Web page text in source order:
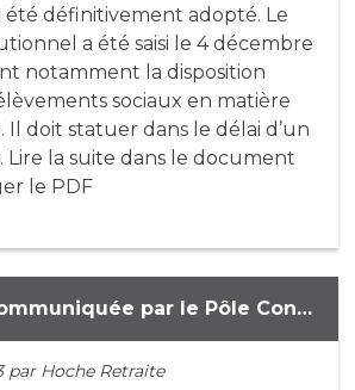
été définitivement adopté. Le
a été saisi le 4 décembre
notamment la disposition
sociaux en matière
Il doit statuer dans le délai d’un
Lire la suite dans le document
le PDF
Information communiquée par le Pôle Conseil de la compagnie Neuflize Vie (19 novembre 2013)
par Hoche Retraite